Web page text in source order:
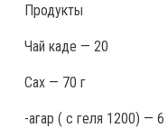
Продукты
Чай каде — 20
Сах — 70 г
-агар ( с геля 1200) — 6